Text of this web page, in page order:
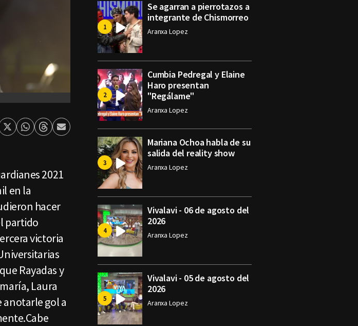
TwitterWhatsapp
ThreadsEnviar
2021
en la
hacer
partido
victoria
Rayadas y
Laura
anotarle gol a
Se agarran a pierrotazos a
integrante de Chismorreo
Aranxa Lopez
Cumbia Pedregal y Elaine
Haro presentan
"Regálame"
Aranxa Lopez
Mariana Ochoa habla de su
salida del reality show
Aranxa Lopez
Vivalavi - 06 de agosto del
2026
Aranxa Lopez
Vivalavi - 05 de agosto del
2026
Aranxa Lopez